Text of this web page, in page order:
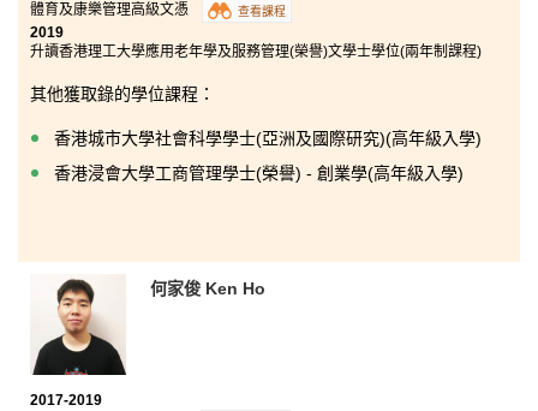
體育及康樂管理高級文憑
查看課程
2019
升讀香港理工大學應用老年學及服務管理(榮譽)文學士學位(兩年制課程)
其他獲取錄的學位課程：
香港城市大學社會科學學士(亞洲及國際研究)(高年級入學)
香港浸會大學工商管理學士(榮譽) - 創業學(高年級入學)
何家俊 Ken Ho
2017-2019